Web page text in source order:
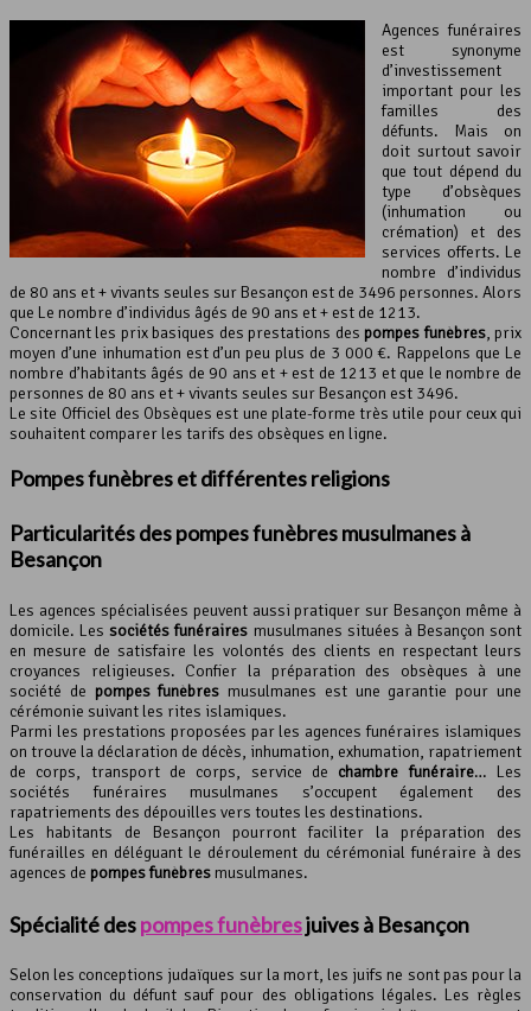
Agences funéraires
est synonyme
d’investissement
important pour les
familles des
défunts. Mais on
doit surtout savoir
que tout dépend du
type d’obsèques
(inhumation ou
crémation) et des
services offerts. Le
nombre d’individus
de 80 ans et + vivants seules sur Besançon est de 3496 personnes. Alors
que Le nombre d’individus âgés de 90 ans et + est de 1213.
Concernant les prix basiques des prestations des pompes funèbres, prix
moyen d’une inhumation est d’un peu plus de 3 000 €. Rappelons que Le
nombre d’habitants âgés de 90 ans et + est de 1213 et que le nombre de
personnes de 80 ans et + vivants seules sur Besançon est 3496.
Le site Officiel des Obsèques est une plate-forme très utile pour ceux qui
souhaitent comparer les tarifs des obsèques en ligne.
Pompes funèbres et différentes religions
Particularités des pompes funèbres musulmanes à
Besançon
Les agences spécialisées peuvent aussi pratiquer sur Besançon même à
domicile. Lessociétés funéraires musulmanes situées à Besançon sont
en mesure de satisfaire les volontés des clients en respectant leurs
croyances religieuses. Confier la préparation des obsèques à une
société de pompes funèbres musulmanes est une garantie pour une
cérémonie suivant les rites islamiques.
Parmi les prestations proposées par les agences funéraires islamiques
on trouve la déclaration de décès, inhumation, exhumation, rapatriement
de corps, transport de corps, service de chambre funéraire… Les
sociétés funéraires musulmanes s’occupent également des
rapatriements des dépouilles vers toutes les destinations.
Les habitants de Besançon pourront faciliter la préparation des
funérailles en déléguant le déroulement du cérémonial funéraire à des
agences de pompes funèbres musulmanes.
Spécialité despompes funèbresjuives à Besançon
Selon les conceptions judaïques sur la mort, les juifs ne sont pas pour la
conservation du défunt sauf pour des obligations légales. Les règles